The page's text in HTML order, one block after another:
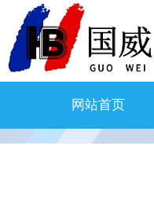
网站首页